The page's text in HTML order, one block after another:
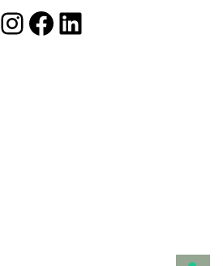
Instagram
Facebook
LinkedIn